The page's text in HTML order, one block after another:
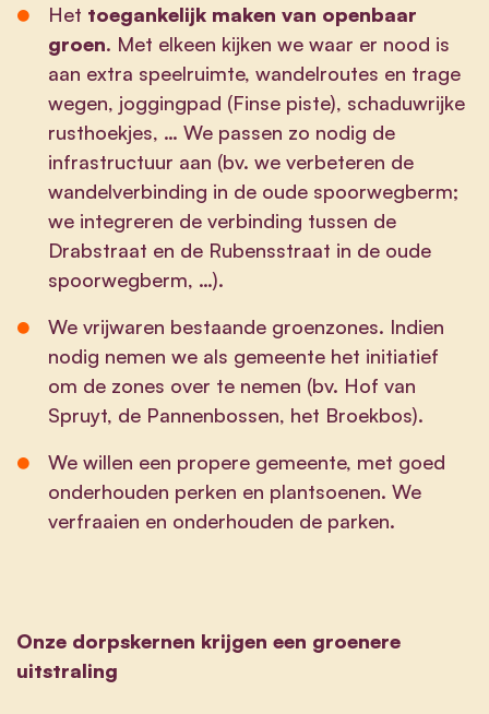
Het toegankelijk maken van openbaar
groen. Met elkeen kijken we waar er nood is
aan extra speelruimte, wandelroutes en trage
wegen, joggingpad (Finse piste), schaduwrijke
rusthoekjes, … We passen zo nodig de
infrastructuur aan (bv. we verbeteren de
wandelverbinding in de oude spoorwegberm;
we integreren de verbinding tussen de
Drabstraat en de Rubensstraat in de oude
spoorwegberm, …).
We vrijwaren bestaande groenzones. Indien
nodig nemen we als gemeente het initiatief
om de zones over te nemen (bv. Hof van
Spruyt, de Pannenbossen, het Broekbos).
We willen een propere gemeente, met goed
onderhouden perken en plantsoenen. We
verfraaien en onderhouden de parken.
Onze dorpskernen krijgen een groenere
uitstraling